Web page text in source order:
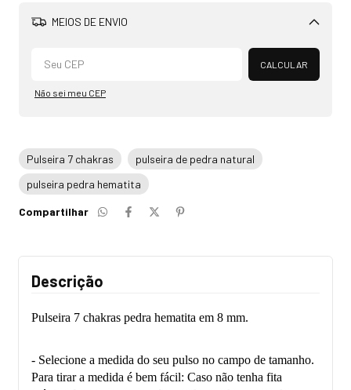
MEIOS DE ENVIO
Alterar CEP
CALCULAR
Não sei meu CEP
Pulseira 7 chakras
pulseira de pedra natural
pulseira pedra hematita
Compartilhar
Descrição
Pulseira 7 chakras pedra hematita em 8 mm.
- Selecione a medida do seu pulso no campo de tamanho.
Para tirar a medida é bem fácil: Caso não tenha fita